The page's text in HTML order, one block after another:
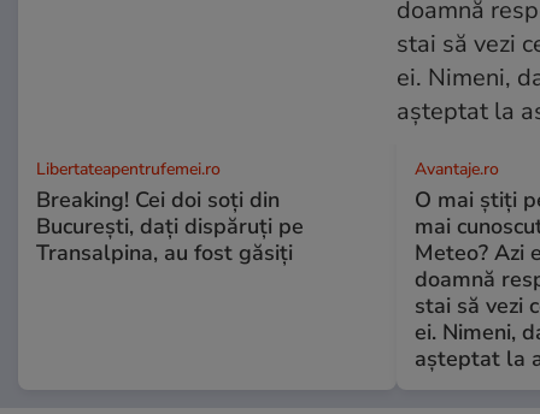
Libertateapentrufemei.ro
Breaking! Cei doi soți din
București, dați dispăruți pe
Transalpina, au fost găsiți
Avantaje.ro
O mai știți
mai
Meteo? Azi
doamnă
stai să vezi
ei. Nimeni,
așteptat la